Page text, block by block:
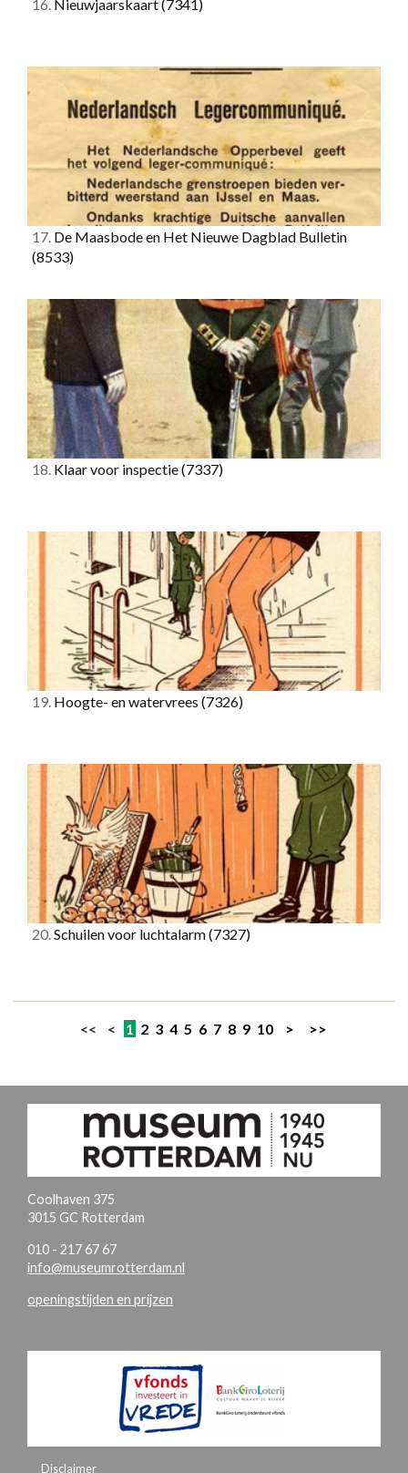
16. Nieuwjaarskaart(7341)
17. De Maasbode en Het Nieuwe Dagblad Bulletin
(8533)
18. Klaar voor inspectie(7337)
19. Hoogte- en watervrees (7326)
20.Schuilen voor luchtalarm(7327)
<< < 1 2 3 4 5 6 7 8 9 10 > >>
Coolhaven 375
3015 GC Rotterdam
010 - 217 67 67
info@museumrotterdam.nl
openingstijden en prijzen
Disclaimer